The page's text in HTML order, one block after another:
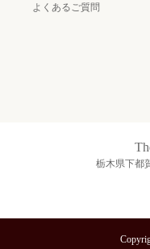
よくあるご質問
栃木県下都